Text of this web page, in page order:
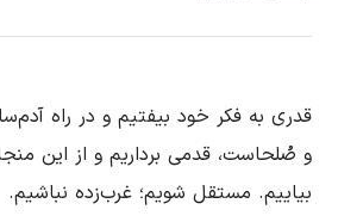
قدری به فکر خود بیفتیم و در راه
و صُلحاست، قدمی برداریم و از این
بیاییم. مستقل شویم؛ غرب‌زده نباشیم.